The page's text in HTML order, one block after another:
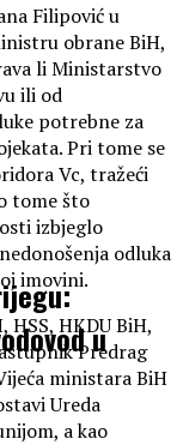
Filipović u
obrane BiH,
li Ministarstvo
ili od
potrebne za
Pri tome se
Vc, tražeći
tome što
izbjeglo
odluka
imovini.
HKDU BiH,
Predrag
ministara BiH
Ureda
a kao
u